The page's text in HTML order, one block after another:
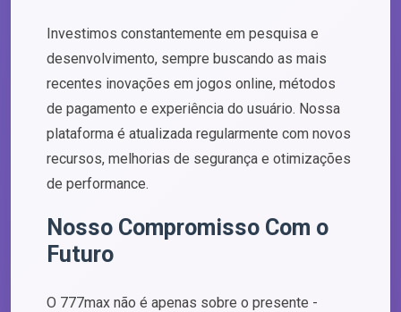
Investimos constantemente em pesquisa e
desenvolvimento, sempre buscando as mais
recentes inovações em jogos online, métodos
de pagamento e experiência do usuário. Nossa
plataforma é atualizada regularmente com novos
recursos, melhorias de segurança e otimizações
de performance.
Nosso Compromisso Com o
Futuro
O 777max não é apenas sobre o presente -